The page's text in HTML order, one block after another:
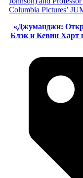
«Джуманджи:
Блэк и Кевин Харт